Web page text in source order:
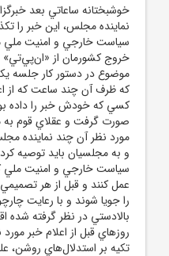
خوشبختانه ساعاتي بعد
نماينده مجلس، اين خبر را
سياست خارجي و امنيت ملي
خروج کشورمان از «ان‌پي‌تي»
موضوع در دستور کار جلسه
که ظرف آن چند ساعت که از
کسي که خودش خبر را داده
صورت گرفت و عقلاي قوم به
مورد نظر آن چند نماينده
و به مجلسيان بايد توصيه
سياست خارجي و امنيت ملي
عمل کنند و قبل از هر
را جويا شوند و با رعايت
بالادستي در نظر گرفته شده
روزهاي قبل از اعلام خبر
تکيه بر استدلال‌هاي روشن،